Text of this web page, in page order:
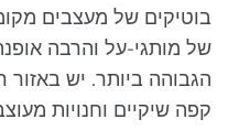
בוטיקים של מעצבים
של מותגי-על והרבה
הגבוהה ביותר. יש באזור
קפה שיקיים וחנויות